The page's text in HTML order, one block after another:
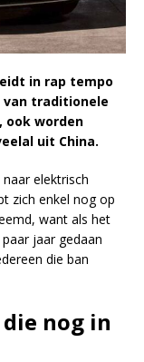
in rap tempo
van traditionele
ook worden
uit China.
elektrisch
zich enkel nog op
want als het
jaar gedaan
die ban
nog in